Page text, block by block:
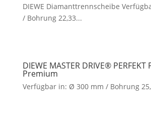
DIEWE Diamanttrennscheibe
/ Bohrung 22,33...
DIEWE MASTER DRIVE®
Premium
Verfügbar in: Ø 300 mm / Bohrung